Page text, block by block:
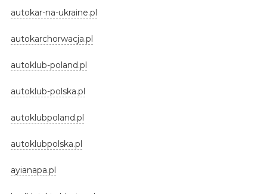
autokar-na-ukraine.pl
autokarchorwacja.pl
autoklub-poland.pl
autoklub-polska.pl
autoklubpoland.pl
autoklubpolska.pl
ayianapa.pl